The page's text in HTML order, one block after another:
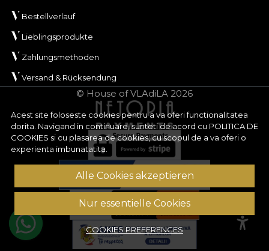
Acest site foloseste cookies pentru a va oferi functionalitatea
dorita. Navigand in continuare, sunteti de acord cu POLITICA DE
COOKIES si cu plasarea de cookies, cu scopul de a va oferi o
experienta imbunatatita.
Alle Cookies akzeptieren
Nur essentielle Cookies
COOKIES PREFERENCES
Bestellverlauf
Lieblingsprodukte
Zahlungsmethoden
Versand & Rücksendung
© House of VLAdiLA 2026